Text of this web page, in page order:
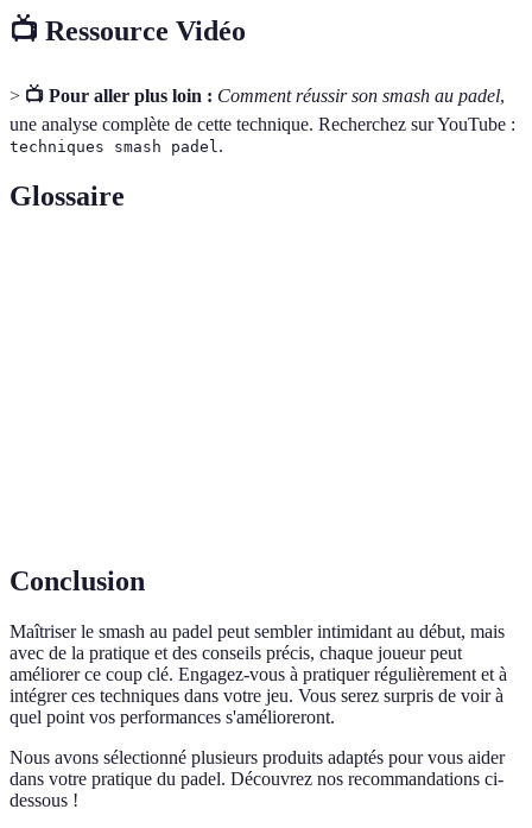
📺 Ressource Vidéo
> 📺 Pour aller plus loin : Comment réussir son smash au padel,
une analyse complète de cette technique. Recherchez sur YouTube :
techniques smash padel .
Glossaire
Conclusion
Maîtriser le smash au padel peut sembler intimidant au début, mais
avec de la pratique et des conseils précis, chaque joueur peut
améliorer ce coup clé. Engagez-vous à pratiquer régulièrement et à
intégrer ces techniques dans votre jeu. Vous serez surpris de voir à
quel point vos performances s'amélioreront.
Nous avons sélectionné plusieurs produits adaptés pour vous aider
dans votre pratique du padel. Découvrez nos recommandations ci-
dessous !